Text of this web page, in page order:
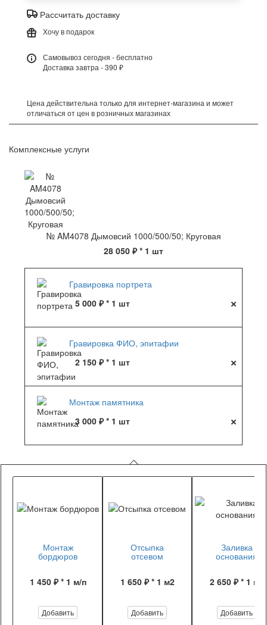
Рассчитать доставку
Хочу в подарок
Самовывоз сегодня - бесплатно
Доставка завтра - 390 ₽
Цена действительна только для интернет-магазина и может
отличаться от цен в розничных магазинах
Комплексные услуги
№ AM4078 Дымовсий 1000/500/50; Круговая
28 050 ₽* 1 шт
Гравировка портрета
5 000 ₽ * 1 шт
Гравировка ФИО, эпитафии
2 150 ₽ * 1 шт
Монтаж памятника
3 000 ₽ * 1 шт
Монтаж
бордюров
1 450 ₽ * 1 м/п
Добавить
Отсыпка
отсевом
1 650 ₽ * 1 м2
Добавить
Заливка
основания
2 650 ₽ * 1 м2
Добавить